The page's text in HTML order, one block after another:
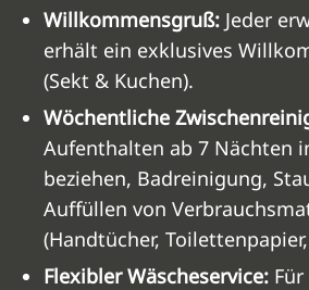
Willkommensgruß: Jeder
erhält ein exklusives
(Sekt & Kuchen).
Wöchentliche
Aufenthalten ab 7 Nächten
beziehen, Badreinigung,
Auffüllen von
(Handtücher,
Flexibler Wäscheservice: